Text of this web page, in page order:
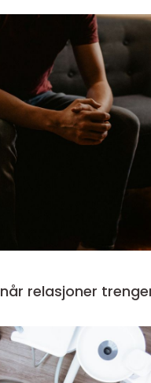
Familieterapi når relasjoner